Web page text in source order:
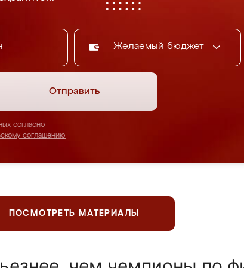
Желаемый бюджет
Отправить
согласно
соглашению
ПОСМОТРЕТЬ МАТЕРИАЛЫ